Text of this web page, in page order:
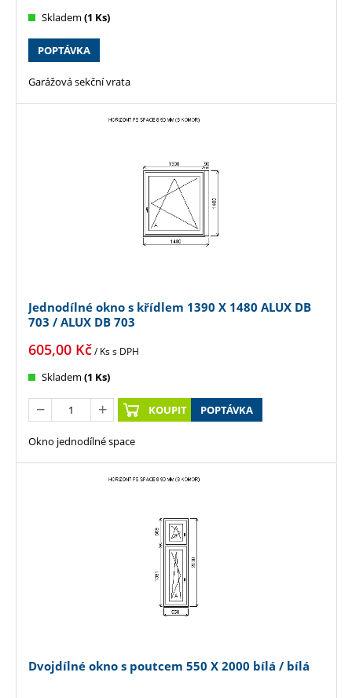
Skladem (1 Ks)
POPTÁVKA
Garážová sekční vrata
Jednodílné okno s křídlem 1390 X 1480 ALUX DB
703 / ALUX DB 703
605,00 Kč/ Kss DPH
Skladem (1 Ks)
KOUPIT POPTÁVKA
Okno jednodílné space
Dvojdílné okno s poutcem 550 X 2000 bílá / bílá